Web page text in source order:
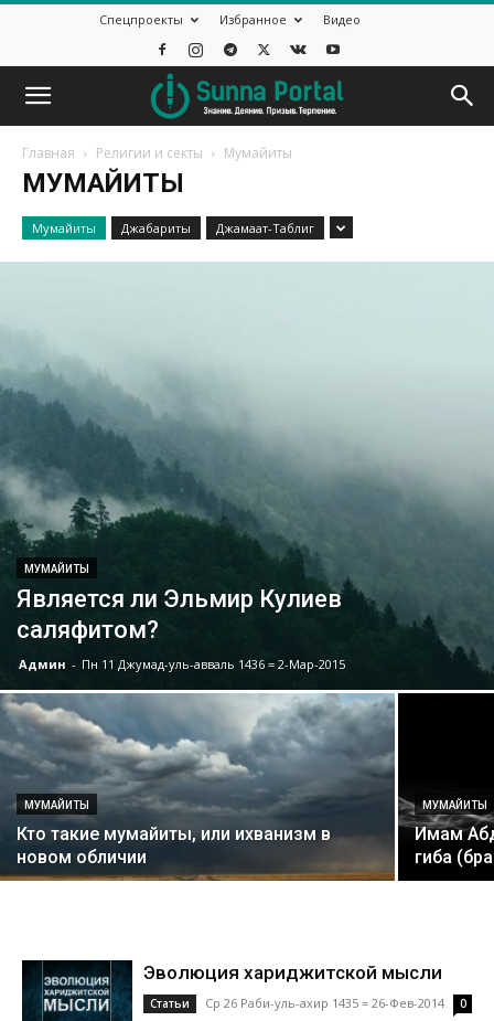
Спецпроекты Избранное Видео
Главная Религии и секты Mумайиты
MУМАЙИТЫ
Mумайиты Джабариты Джамаат-Таблиг
МУМАЙИТЫ
Является ли Эльмир Кулиев
саляфитом?
Админ - Пн 11 Джумад-уль-авваль 1436 = 2-Мар-2015
MУМАЙИТЫ
Кто такие мумайиты, или ихванизм в
новом обличии
MУМАЙИТЫ
Имам
гиба
Эволюция хариджитской мысли
Статьи Ср 26 Раби-уль-ахир 1435 = 26-Фев-2014 0